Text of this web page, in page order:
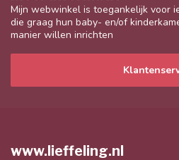
Mijn webwinkel is toegankelijk voor
die graag hun baby- en/of
manier willen inrichten
www.lieffeling.nl